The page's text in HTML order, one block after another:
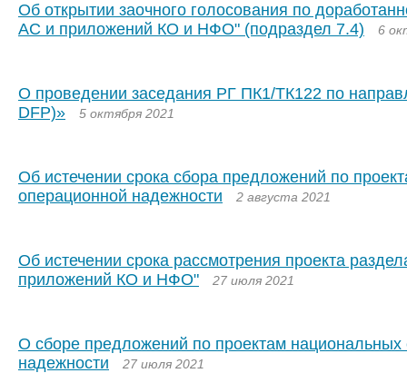
Об открытии заочного голосования по
АС и приложений КО и НФО" (подраздел 7.4)
6
О проведении заседания РГ ПК1/ТК122 по
DFP)»
5 октября 2021
Об истечении срока сбора предложений по
операционной надежности
2 августа 2021
Об истечении срока рассмотрения проекта
приложений КО и НФО"
27 июля 2021
О сборе предложений по проектам
надежности
27 июля 2021